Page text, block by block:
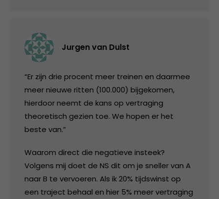
Jurgen van Dulst
“Er zijn drie procent meer treinen en daarmee
meer nieuwe ritten (100.000) bijgekomen,
hierdoor neemt de kans op vertraging
theoretisch gezien toe. We hopen er het
beste van.”
Waarom direct die negatieve insteek?
Volgens mij doet de NS dit om je sneller van A
naar B te vervoeren. Als ik 20% tijdswinst op
een traject behaal en hier 5% meer vertraging